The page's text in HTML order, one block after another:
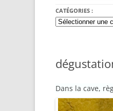
CATÉGORIES :
Catégories
:
Dans la cave,